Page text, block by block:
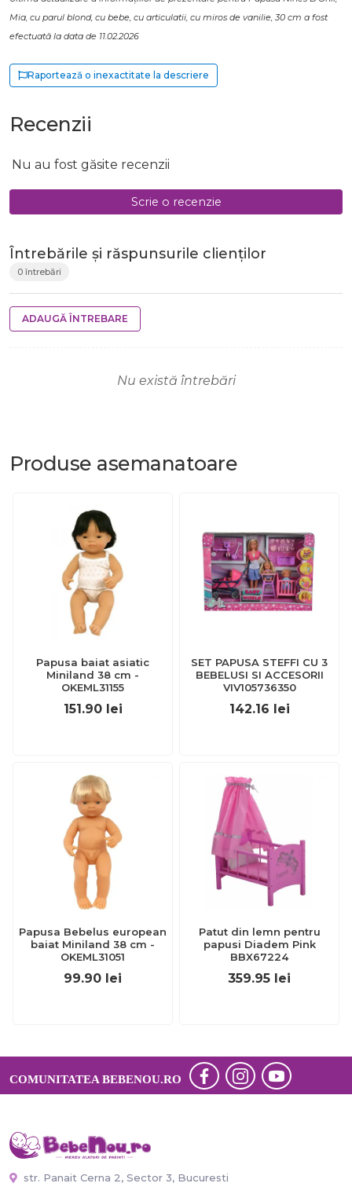
Mia, cu parul blond, cu bebe, cu articulatii, cu miros de vanilie, 30 cm a fost
efectuată la data de 11.02.2026
Raportează o inexactitate la descriere
Recenzii
Nu au fost găsite recenzii
Scrie o recenzie
Întrebările și răspunsurile clienților
0 întrebări
ADAUGĂ ÎNTREBARE
Nu există întrebări
Produse asemanatoare
Papusa baiat asiatic
Miniland 38 cm -
OKEML31155
151.90 lei
SET PAPUSA STEFFI CU 3
BEBELUSI SI ACCESORII
VIV105736350
142.16 lei
Papusa Bebelus european
baiat Miniland 38 cm -
OKEML31051
99.90 lei
Patut din lemn pentru
papusi Diadem Pink
BBX67224
359.95 lei
COMUNITATEA BEBENOU.RO
str. Panait Cerna 2, Sector 3, Bucuresti